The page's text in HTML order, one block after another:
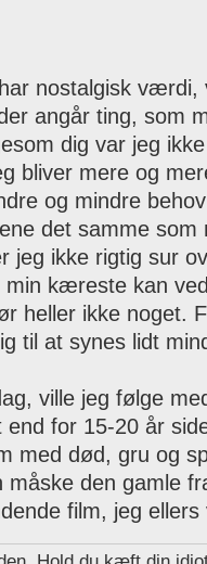
nostalgisk
angår ting, som
dig var jeg
bliver mere og
og mindre
det samme som
jeg ikke rigtig sur
min kæreste kan
heller ikke noget.
til at synes lidt
ville jeg følge
for 15-20 år
med død, gru og
den gamle
film, jeg